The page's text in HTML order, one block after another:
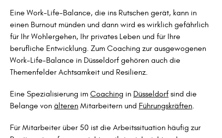
Eine Work-Life-Balance, die ins Rutschen gerät, kann in
einen Burnout münden und dann wird es wirklich gefährlich
für Ihr Wohlergehen, Ihr privates Leben und für Ihre
berufliche Entwicklung. Zum Coaching zur ausgewogenen
Work-Life-Balance in Düsseldorf gehören auch die
Themenfelder Achtsamkeit und Resilienz.
Eine Spezialisierung im Coaching in Düsseldorf sind die
Belange von älteren Mitarbeitern und Führungskräften.
Für Mitarbeiter über 50 ist die Arbeitssituation häufig zur